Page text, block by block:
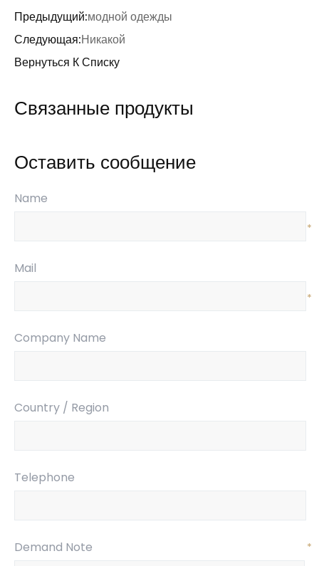
Предыдущий:модной одежды
Следующая:Никакой
Вернуться К Списку
Связанные продукты
Оставить сообщение
Name
*
Mail
*
Company Name
Country / Region
Telephone
Demand Note *